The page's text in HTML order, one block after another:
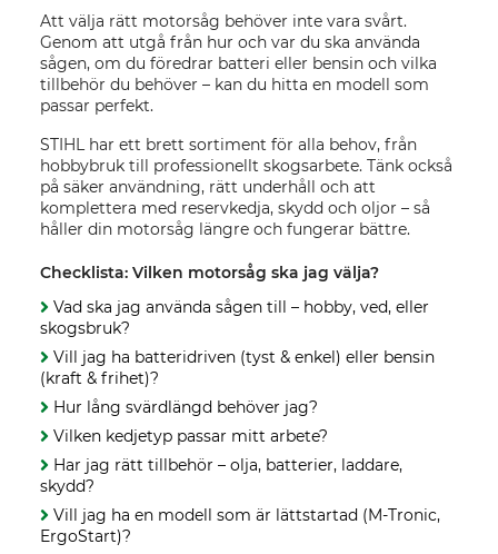
Att välja rätt motorsåg behöver inte vara svårt.
Genom att utgå från hur och var du ska använda
sågen, om du föredrar batteri eller bensin och vilka
tillbehör du behöver – kan du hitta en modell som
passar perfekt.
STIHL har ett brett sortiment för alla behov, från
hobbybruk till professionellt skogsarbete. Tänk också
på säker användning, rätt underhåll och att
komplettera med reservkedja, skydd och oljor – så
håller din motorsåg längre och fungerar bättre.
Checklista: Vilken motorsåg ska jag välja?
Vad ska jag använda sågen till – hobby, ved, eller
skogsbruk?
Vill jag ha batteridriven (tyst & enkel) eller bensin
(kraft & frihet)?
Hur lång svärdlängd behöver jag?
Vilken kedjetyp passar mitt arbete?
Har jag rätt tillbehör – olja, batterier, laddare,
skydd?
Vill jag ha en modell som är lättstartad (M-Tronic,
ErgoStart)?